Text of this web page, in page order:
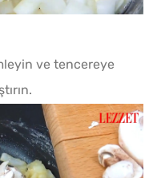
Mute
Playve tencereye